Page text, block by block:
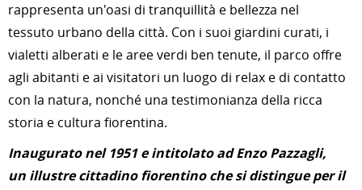
rappresenta un'oasi di tranquillità e bellezza nel
tessuto urbano della città. Con i suoi giardini curati, i
vialetti alberati e le aree verdi ben tenute, il parco offre
agli abitanti e ai visitatori un luogo di relax e di contatto
con la natura, nonché una testimonianza della ricca
storia e cultura fiorentina.
Inaugurato nel 1951 e intitolato ad Enzo Pazzagli,
un illustre cittadino fiorentino che si distingue per il